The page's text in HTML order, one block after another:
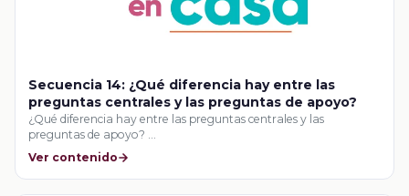
Secuencia 14: ¿Qué diferencia hay entre las
preguntas centrales y las preguntas de apoyo?
¿Qué diferencia hay entre las preguntas centrales y las
preguntas de apoyo? …
Ver contenido